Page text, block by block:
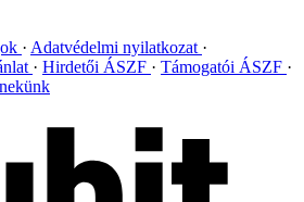
Adatvédelmi nyilatkozat
Hirdetői ÁSZF
Támogatói ÁSZF